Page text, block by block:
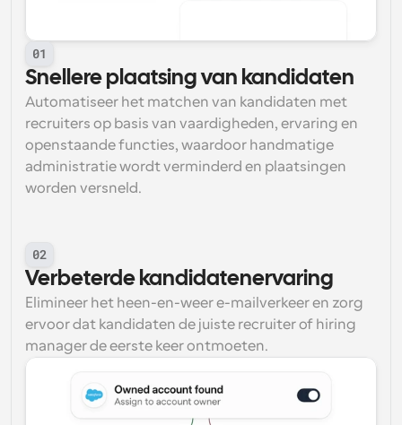
01
Snellere plaatsing van kandidaten
Automatiseer het matchen van kandidaten met
recruiters op basis van vaardigheden, ervaring en
openstaande functies, waardoor handmatige
administratie wordt verminderd en plaatsingen
worden versneld.
02
Verbeterde kandidatenervaring
Elimineer het heen-en-weer e-mailverkeer en zorg
ervoor dat kandidaten de juiste recruiter of hiring
manager de eerste keer ontmoeten.